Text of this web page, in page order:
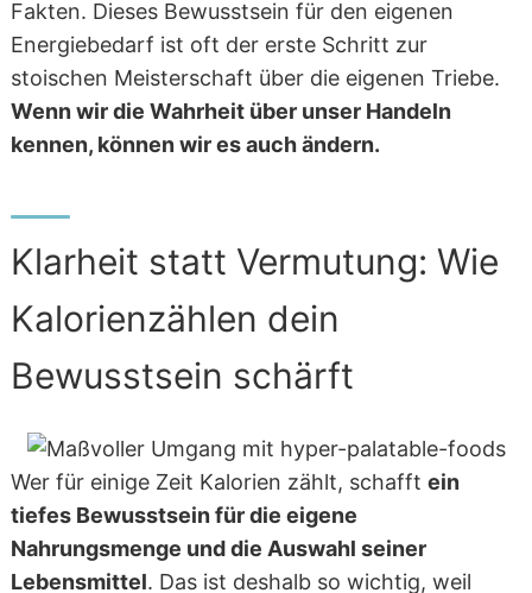
Fakten. Dieses Bewusstsein für den eigenen
Energiebedarf ist oft der erste Schritt zur
stoischen Meisterschaft über die eigenen Triebe.
Wenn wir die Wahrheit über unser Handeln
kennen, können wir es auch ändern.
Klarheit statt Vermutung: Wie
Kalorienzählen dein
Bewusstsein schärft
Wer für einige Zeit Kalorien zählt, schafft ein
tiefes Bewusstsein für die eigene
Nahrungsmenge und die Auswahl seiner
Lebensmittel. Das ist deshalb so wichtig, weil